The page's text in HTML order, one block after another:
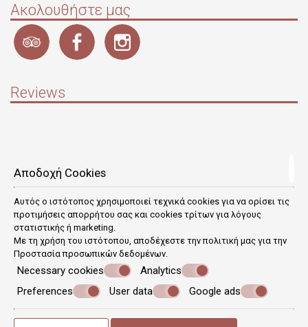
Ακολουθήστε μας
Reviews
Check-in 15:00 Check-out 10:00
Late check-out can be arranged upon availability and prior notice
Open All year
Ministry of Tourism Notification No.: 1244566
Αποδοχή Cookies
Αυτός ο ιστότοπος χρησιμοποιεί τεχνικά cookies για να ορίσει τις
προτιμήσεις απορρήτου σας και cookies τρίτων για λόγους
στατιστικής ή marketing.
Με τη χρήση του ιστότοπου, αποδέχεστε την πολιτική μας για την
Προστασία προσωπικών δεδομένων.
Necessary cookies
Analytics
Preferences
User data Google ads